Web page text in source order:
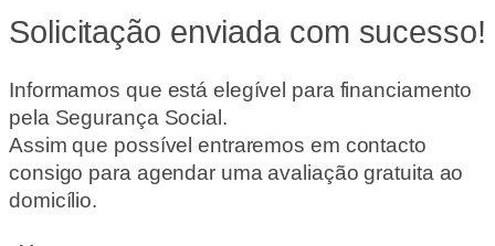
Solicitação enviada com sucesso!
Informamos que está elegível para financiamento
pela Segurança Social.
Assim que possível entraremos em contacto
consigo para agendar uma avaliação gratuita ao
domicílio.